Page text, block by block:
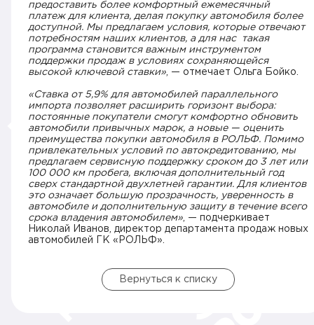
предоставить более комфортный ежемесячный
платеж для клиента, делая покупку автомобиля более
доступной. Мы предлагаем условия, которые отвечают
потребностям наших клиентов, а для нас такая
программа становится важным инструментом
поддержки продаж в условиях сохраняющейся
высокой ключевой ставки» , — отмечает Ольга Бойко.
«Ставка от 5,9% для автомобилей параллельного
импорта позволяет расширить горизонт выбора:
постоянные покупатели смогут комфортно обновить
автомобили привычных марок, а новые — оценить
преимущества покупки автомобиля в РОЛЬФ. Помимо
привлекательных условий по автокредитованию, мы
предлагаем сервисную поддержку сроком до 3 лет или
100 000 км пробега, включая дополнительный год
сверх стандартной двухлетней гарантии. Для клиентов
это означает большую прозрачность, уверенность в
автомобиле и дополнительную защиту в течение всего
срока владения автомобилем» , — подчеркивает
Николай Иванов, директор департамента продаж новых
автомобилей ГК «РОЛЬФ».
Вернуться к списку